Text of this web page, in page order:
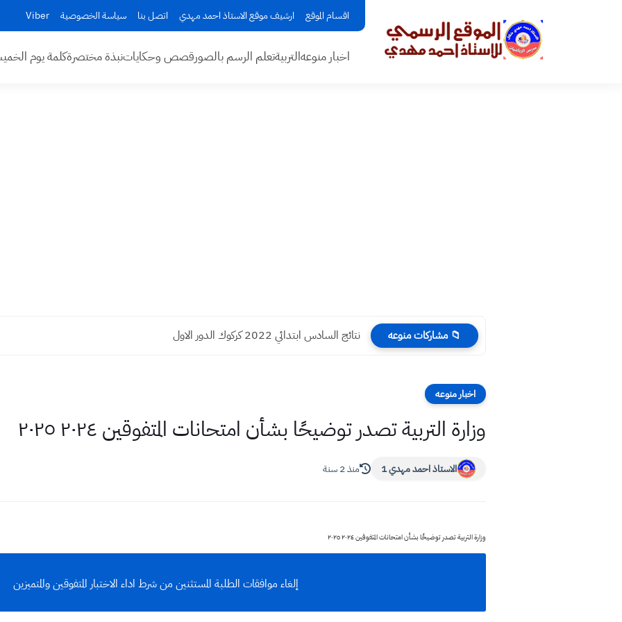
اقسام الموقع ارشيف موقع الاستاذ احمد مهدي اتصل بنا سياسة الخصوصية Viber
اخبار منوعهالتربيةتعلم الرسم بالصورقصص وحكاياتنبذة مختصرةكلمة يوم
📁 مشاركات منوعه نتائج السادس ابتدائي 2022 كركوك الدور الاول
اخبار منوعه
وزارة التربية تصدر توضيحًا بشأن امتحانات المتفوقين ٢٠٢٤ ٢٠٢٥
الاستاذ احمد مهدي 1 منذ 2 سنة
وزارة التربية تصدر توضيحًا بشأن امتحانات المتفوقين ٢٠٢٤ ٢٠٢٥
إلغاء موافقات الطلبة المستثنين من شرط اداء الاختبار المتفوقين والمتميزين